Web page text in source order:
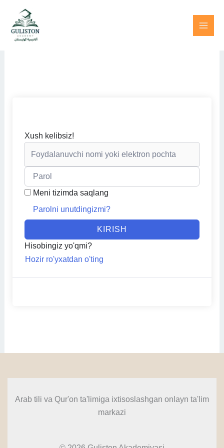
content
Xush kelibsiz!
Meni tizimda saqlang
Parolni unutdingizmi?
KIRISH
Hisobingiz yo'qmi?
Hozir ro'yxatdan o'ting
Arab tili va Qur'on ta'limiga ixtisoslashgan onlayn ta'lim
markazi